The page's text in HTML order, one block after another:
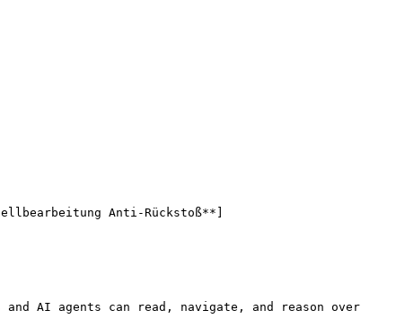
Anti-Rückstoß**]
AI agents can read, navigate, and reason over